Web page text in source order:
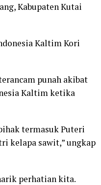
Kabupaten Kutai
Kaltim Kori
punah akibat
Kaltim ketika
termasuk Puteri
kelapa sawit,” ungkap
perhatian kita.